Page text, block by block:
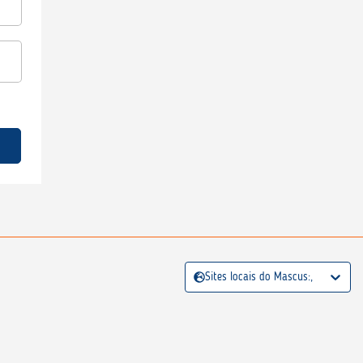
Sites locais do Mascus:,